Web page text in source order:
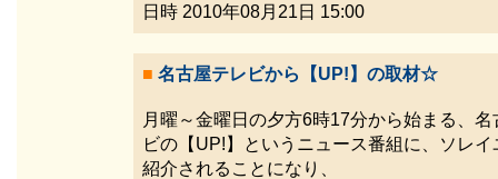
日時 2010年08月21日 15:00
■ 名古屋テレビから【UP!】の取材☆
月曜～金曜日の夕方6時17分から始まる、名
ビの【UP!】というニュース番組に、ソレイ
紹介されることになり、